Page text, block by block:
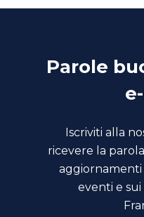
Parole
Iscriviti alla
ricevere la
aggiornamenti
eventi e